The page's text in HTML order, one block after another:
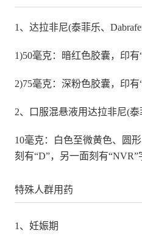
1、达拉非尼(泰菲乐、
1)50毫克：暗红色胶囊，印有
2)75毫克：深粉色胶囊，印有
2、口服混悬液用达拉非尼(泰
10毫克：白色至微黄色、圆
刻有“D”，另一面刻有“NVR”
特殊人群用药
1、妊娠期